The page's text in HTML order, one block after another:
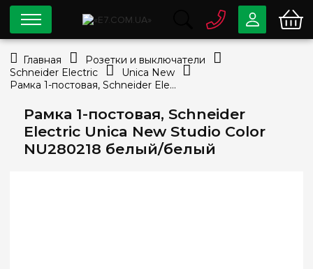
Рамка 1-постовая, Schneider
Electric Unica New Studio Color
NU280218 белый/белый
0 80033-63-07
info@e7.com.ua
334-79-78
Viber Telegram
Главная
Розетки и выключатели
Schneider Electric
Unica New
Рамка 1-постовая, Schneider Electric Unica New Studio Color NU280218 белый/белый